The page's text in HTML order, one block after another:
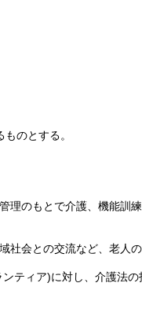
のとする。
理のもとで介護、機能訓
社会との交流など、老人
ンティア)に対し、介護法